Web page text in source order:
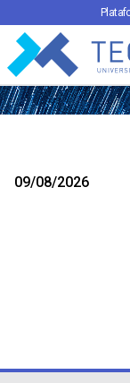
TECMINHO
09/08/2026